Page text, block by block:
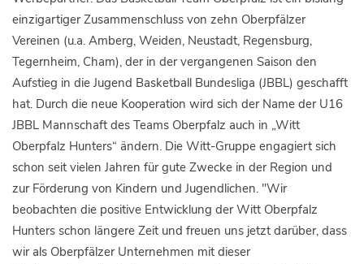
einzigartiger Zusammenschluss von zehn Oberpfälzer
Vereinen (u.a. Amberg, Weiden, Neustadt, Regensburg,
Tegernheim, Cham), der in der vergangenen Saison den
Aufstieg in die Jugend Basketball Bundesliga (JBBL) geschafft
hat. Durch die neue Kooperation wird sich der Name der U16
JBBL Mannschaft des Teams Oberpfalz auch in „Witt
Oberpfalz Hunters“ ändern. Die Witt-Gruppe engagiert sich
schon seit vielen Jahren für gute Zwecke in der Region und
zur Förderung von Kindern und Jugendlichen. "Wir
beobachten die positive Entwicklung der Witt Oberpfalz
Hunters schon längere Zeit und freuen uns jetzt darüber, dass
wir als Oberpfälzer Unternehmen mit dieser